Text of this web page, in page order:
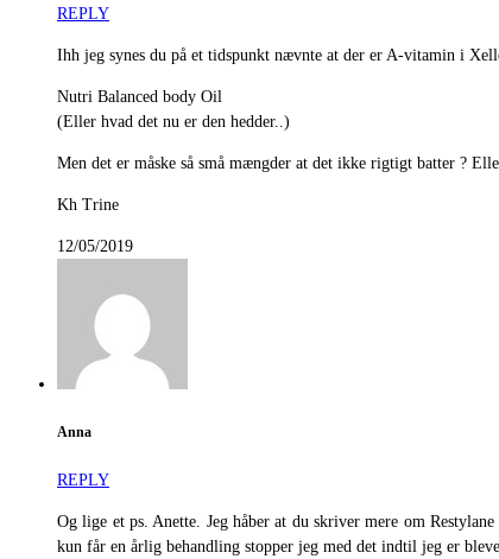
REPLY
Ihh jeg synes du på et tidspunkt nævnte at der er A-vitamin i
Nutri Balanced body Oil
(Eller hvad det nu er den hedder..)
Men det er måske så små mængder at det ikke rigtigt batter ?
Kh Trine
12/05/2019
Anna
REPLY
Og lige et ps. Anette. Jeg håber at du skriver mere om
kun får en årlig behandling stopper jeg med det indtil jeg er